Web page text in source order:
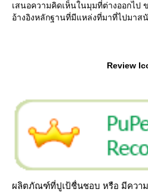
เสนอความคิดเห็นในมุมที่ต่างออกไป
อ้างอิงหลักฐานที่มีแหล่งที่มาที่ไปมา
Review
ผลิตภัณฑ์ที่ปูเป้ชื่นชอบ หรือ มีควา